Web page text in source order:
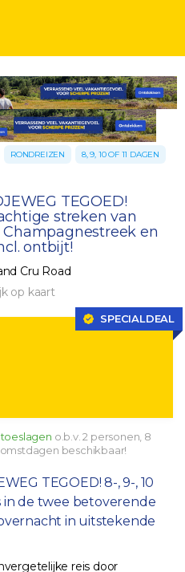
RONDREIZEN 8, 9, 10 OF 11 DAGEN
TEGOED!
streken van
en
ontbijt!
Cru Road
op kaart
SPECIALDEAL
toeslagen o.b.v. 2 personen, 8
beschikbaar!
TEGOED! 8-, 9-, 10
in de twee betoverende
in uitstekende
reis door